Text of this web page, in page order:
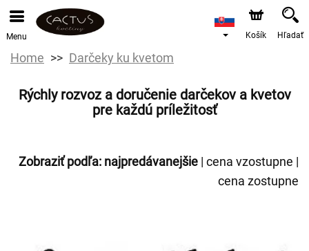
Menu Košík Hľadať
Home Darčeky ku kvetom
Rýchly rozvoz a doručenie darčekov a kvetov
pre každú príležitosť
Zobraziť podľa: najpredávanejšie | cena vzostupne |
cena zostupne